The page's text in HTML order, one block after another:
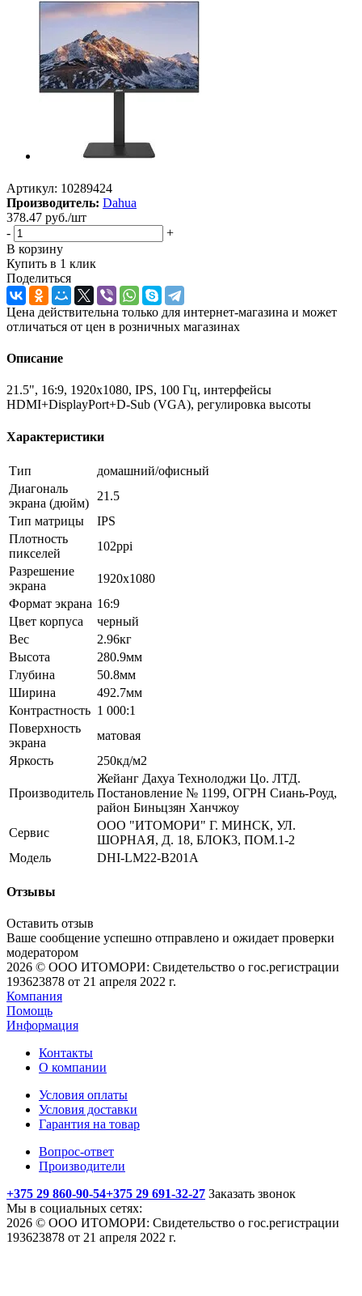
Артикул: 10289424
Производитель: Dahua
378.47 руб./шт
-
+
В корзину
Купить в 1 клик
Поделиться
Цена действительна только для интернет-магазина и может
отличаться от цен в розничных магазинах
Описание
21.5", 16:9, 1920x1080, IPS, 100 Гц, интерфейсы
HDMI+DisplayPort+D-Sub (VGA), регулировка высоты
Характеристики
Тип
домашний/офисный
Диагональ
экрана (дюйм)
21.5
Тип матрицы
IPS
Плотность
пикселей
102ppi
Разрешение
экрана
1920x1080
Формат экрана 16:9
Цвет корпуса
черный
Вес
2.96кг
Высота
280.9мм
Глубина
50.8мм
Ширина
492.7мм
Контрастность 1 000:1
Поверхность
экрана
матовая
Яркость
250кд/м2
Производитель
Жейанг Дахуа Технолоджи Цо. ЛТД.
Постановление № 1199, ОГРН Сиань-Роуд,
район Биньцзян Ханчжоу
Сервис
ООО "ИТОМОРИ" Г. МИНСК, УЛ.
ШОРНАЯ, Д. 18, БЛОК3, ПОМ.1-2
Модель
DHI-LM22-B201A
Отзывы
Оставить отзыв
Ваше сообщение успешно отправлено и ожидает проверки
модератором
2026 © ООО ИТОМОРИ: Свидетельство о гос.регистрации
193623878 от 21 апреля 2022 г.
Компания
Помощь
Информация
Контакты
О компании
Условия оплаты
Условия доставки
Гарантия на товар
Вопрос-ответ
Производители
+375 29 860-90-54+375 29 691-32-27 Заказать звонок
Мы в социальных сетях:
2026 © ООО ИТОМОРИ: Свидетельство о гос.регистрации
193623878 от 21 апреля 2022 г.